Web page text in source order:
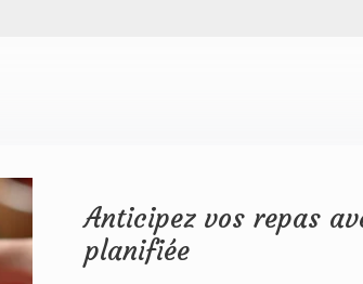
Anticipez vos repas
planifiée